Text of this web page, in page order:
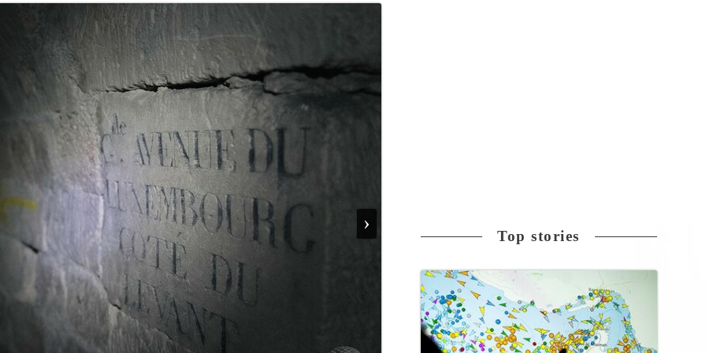
›
Top stories